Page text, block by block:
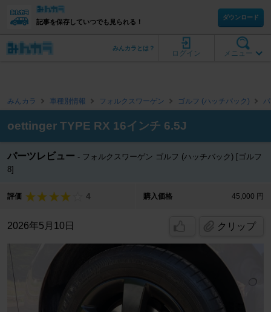
記事を保存していつでも見られる！
ダウンロード
メニュー
ログイン
みんカラとは？
みんカラ 車種別情報 フォルクスワーゲン ゴルフ (ハッチバック)
oettinger TYPE RX 16インチ 6.5J
パーツレビュー
フォルクスワーゲン ゴルフ (ハッチバック) [ゴルフ
8]
評価 4 購入価格 45,000 円
2026年5月10日 クリップ